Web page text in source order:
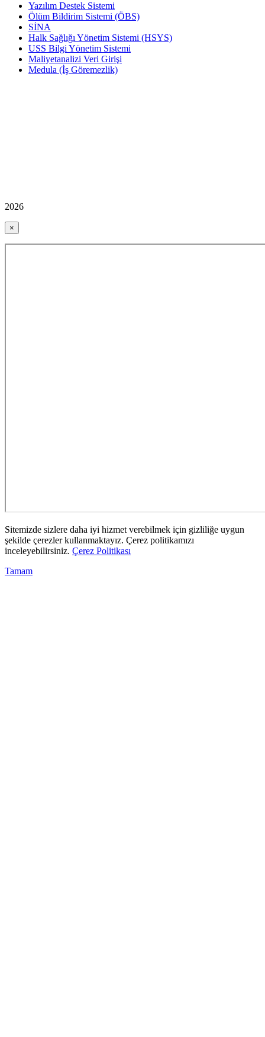
Yazılım Destek Sistemi
Ölüm Bildirim Sistemi (ÖBS)
SİNA
Halk Sağlığı Yönetim Sistemi (HSYS)
USS Bilgi Yönetim Sistemi
Maliyetanalizi Veri Girişi
Medula (İş Göremezlik)
2026
×
Sitemizde sizlere daha iyi hizmet verebilmek için gizliliğe uygun
şekilde çerezler kullanmaktayız. Çerez politikamızı
inceleyebilirsiniz. Çerez Politikası
Tamam